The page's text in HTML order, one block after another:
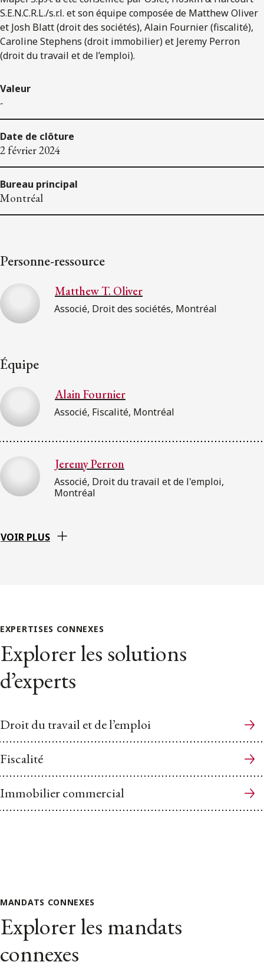
S.E.N.C.R.L./s.r.l. et son équipe composée de Matthew Oliver
et Josh Blatt (droit des sociétés), Alain Fournier (fiscalité),
Caroline Stephens (droit immobilier) et Jeremy Perron
(droit du travail et de l’emploi).
Valeur
-
Date de clôture
2 février 2024
Bureau principal
Montréal
Personne-ressource
Matthew T. Oliver
Associé, Droit des sociétés, Montréal
Équipe
Alain Fournier
Associé, Fiscalité, Montréal
Jeremy Perron
Associé, Droit du travail et de l'emploi,
Montréal
VOIR PLUS
EXPERTISES CONNEXES
Explorer les solutions
d’experts
Droit du travail et de l’emploi
Fiscalité
Immobilier commercial
MANDATS CONNEXES
Explorer les mandats
connexes